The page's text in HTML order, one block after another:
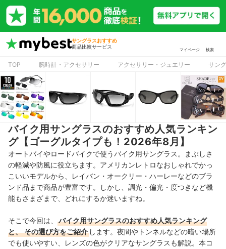
サングラスおすすめ
商品比較サービス
マイページ 検索
TOP 腕時計・アクセサリー アクセサリー・ジュエリー サン
バイク用サングラスのおすすめ人気ランキン
グ【ゴーグルタイプも！2026年8月】
オートバイやロードバイクで使うバイク用サングラス。まぶしさ
の軽減や防風に役立ちます。アメリカンレトロなおしゃれでかっ
こいいモデルから、レイバン・オークリー・ハーレーなどのブラ
ンド品まで商品が豊富です。しかし、調光・偏光・度つきなど機
能もさまざまで、どれにするか迷いますね。
そこで今回は、
バイク用サングラスのおすすめ人気ランキング
と、 その選び方をご紹介 します。夜間やトンネルなどの暗い場所
でも使いやすい、レンズの色がクリアなサングラスも解説。本コ